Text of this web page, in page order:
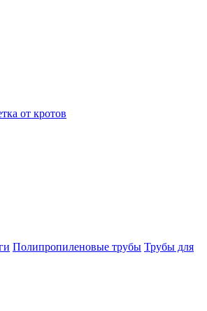
от кротов
Полипропиленовые трубы Трубы для